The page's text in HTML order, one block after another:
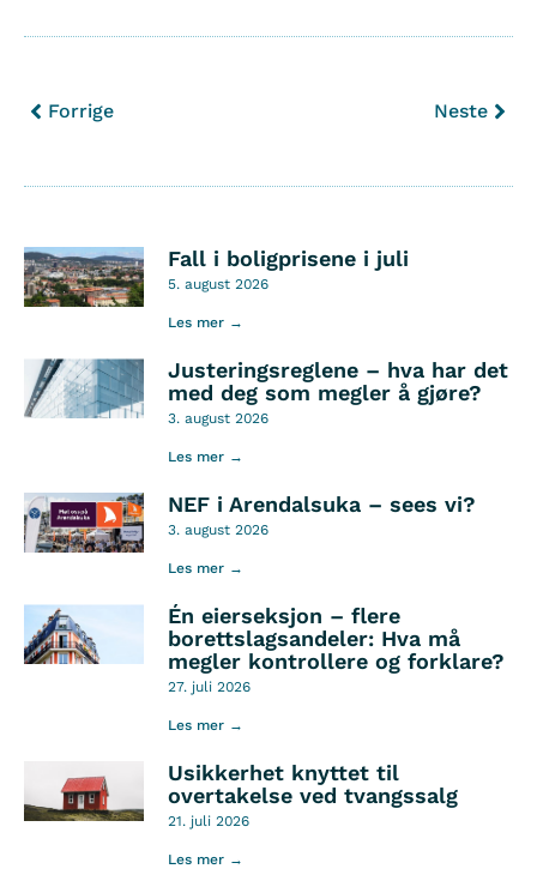
Forrige Neste
Fall i boligprisene i juli
5. august 2026
Les mer →
Justeringsreglene – hva har det
med deg som megler å gjøre?
3. august 2026
Les mer →
NEF i Arendalsuka – sees vi?
3. august 2026
Les mer →
Én eierseksjon – flere
borettslagsandeler: Hva må
megler kontrollere og forklare?
27. juli 2026
Les mer →
Usikkerhet knyttet til
overtakelse ved tvangssalg
21. juli 2026
Les mer →